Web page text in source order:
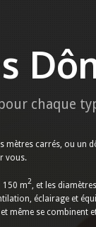
chaque
mètres carrés, ou un
vous.
150 m2, et les
éclairage et
même se combinent